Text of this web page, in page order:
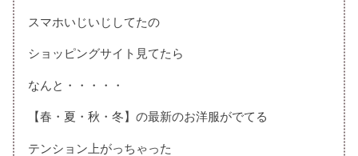
スマホいじいじしてたの
ショッピングサイト見てたら
なんと・・・・・
【春・夏・秋・冬】の最新のお洋服がでてる
テンション上がっちゃった